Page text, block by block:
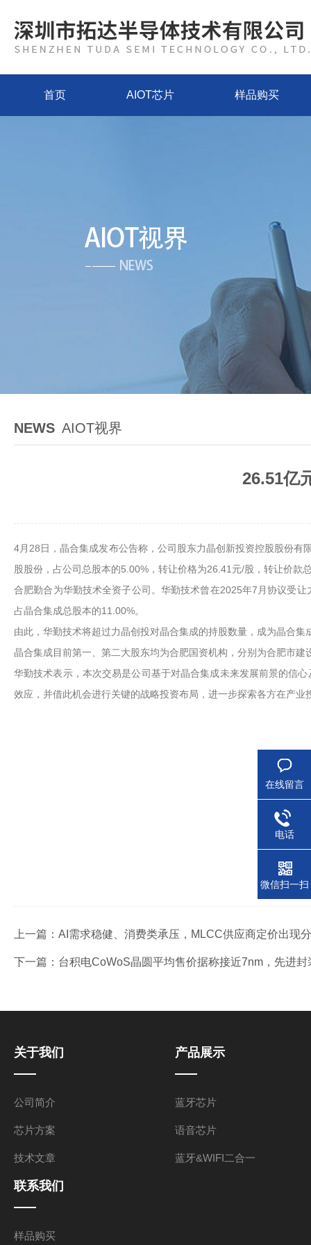
首页 AIOT芯片 样品购买
NEWS AIOT视界
26.51亿
4月28日，晶合集成发布公告称，公司股东力晶创新投资控股股份
股股份，占公司总股本的5.00%，转让价格为26.41元/股，转让价款
合肥勤合为华勤技术全资子公司。华勤技术曾在2025年7月协议受
占晶合集成总股本的11.00%。
由此，华勤技术将超过力晶创投对晶合集成的持股数量，成为晶合集
晶合集成目前第一、第二大股东均为合肥国资机构，分别为合肥市
华勤技术表示，本次交易是公司基于对晶合集成未来发展前景的信
效应，并借此机会进行关键的战略投资布局，进一步探索各方在产
上一篇： AI需求稳健、消费类承压，MLCC供应商定价出现
下一篇： 台积电CoWoS晶圆平均售价据称接近7nm，先进
关于我们
公司简介
芯片方案
技术文章
产品展示
蓝牙芯片
语音芯片
蓝牙&WIFI二合一
联系我们
样品购买
在线留言
电话
微信扫一扫